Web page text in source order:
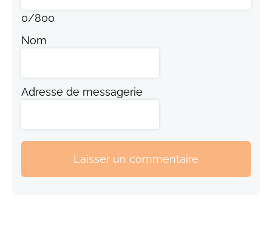
0/800
Nom
Adresse de messagerie
Laisser un commentaire